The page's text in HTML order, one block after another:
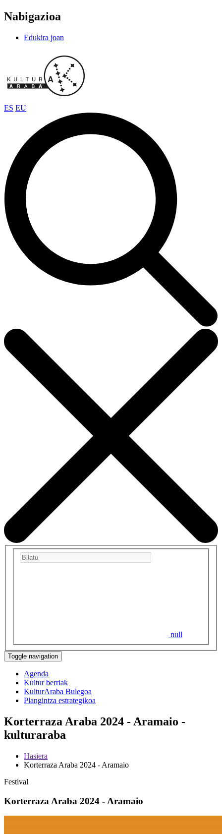
Nabigazioa
Edukira joan
ES EU
null
Toggle navigation
Agenda
Kultur berriak
KulturAraba Bulegoa
Plangintza estrategikoa
Korterraza Araba 2024 - Aramaio -
kulturaraba
Hasiera
Korterraza Araba 2024 - Aramaio
Festival
Korterraza Araba 2024 - Aramaio